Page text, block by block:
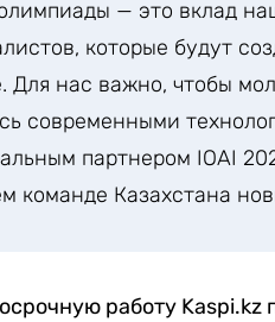
— это вклад
которые будут
Для нас важно, чтобы
современными
партнером IOAI
команде Казахстана
работу Kaspi.kz